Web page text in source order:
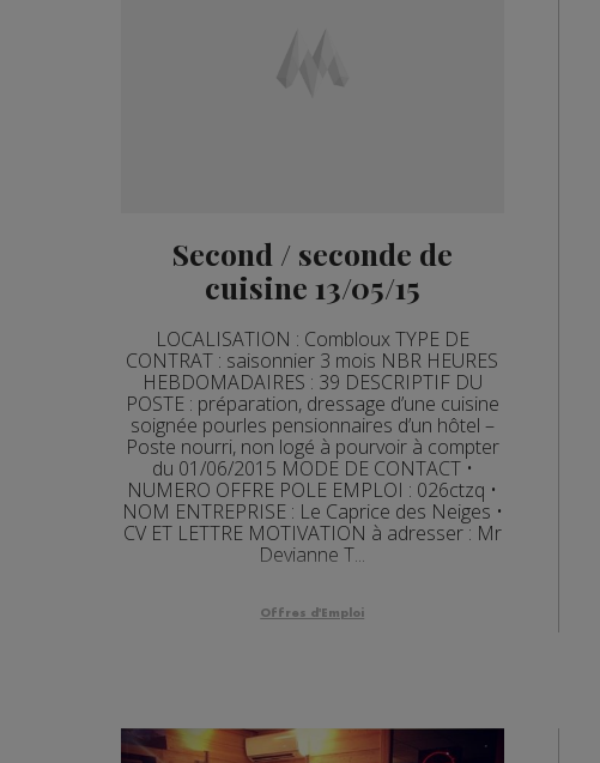
Second / seconde de
cuisine 13/05/15
LOCALISATION : Combloux TYPE DE
CONTRAT : saisonnier 3 mois NBR HEURES
HEBDOMADAIRES : 39 DESCRIPTIF DU
POSTE : préparation, dressage d’une cuisine
soignée pourles pensionnaires d’un hôtel –
Poste nourri, non logé à pourvoir à compter
du 01/06/2015 MODE DE CONTACT •
NUMERO OFFRE POLE EMPLOI : 026ctzq •
NOM ENTREPRISE : Le Caprice des Neiges •
CV ET LETTRE MOTIVATION à adresser : Mr
Devianne T...
Offres d'Emploi